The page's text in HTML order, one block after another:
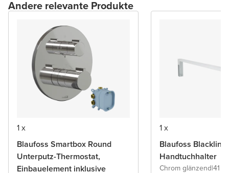
Andere relevante Produkte
1 x
Blaufoss Smartbox Round
Unterputz-Thermostat,
Einbauelement inklusive
1 x
Blaufoss Blackline
Handtuchhalter
Chrom glänzend|41